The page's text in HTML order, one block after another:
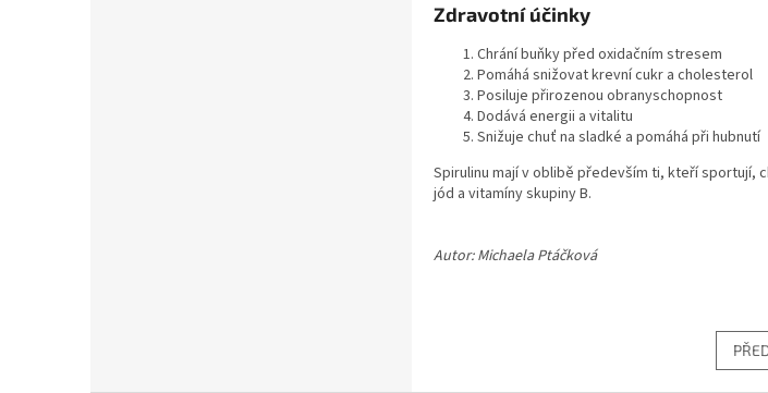
Zdravotní účinky
Chrání buňky před oxidačním stresem
Pomáhá snižovat krevní cukr a cholesterol
Posiluje přirozenou obranyschopnost
Dodává energii a vitalitu
Snižuje chuť na sladké a pomáhá při hubnutí
Spirulinu mají v oblibě především ti, kteří sportují,
jód a vitamíny skupiny B.
Autor: Michaela Ptáčková